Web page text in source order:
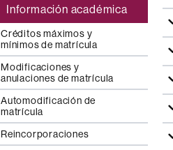
Información académica
Créditos máximos y
mínimos de matrícula
Modificaciones y
anulaciones de matrícula
Automodificación de
matrícula
Reincorporaciones